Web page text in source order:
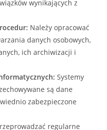
wynikających z
Należy opracować
danych osobowych,
ich archiwizacji i
Systemy
są dane
zabezpieczone
regularne